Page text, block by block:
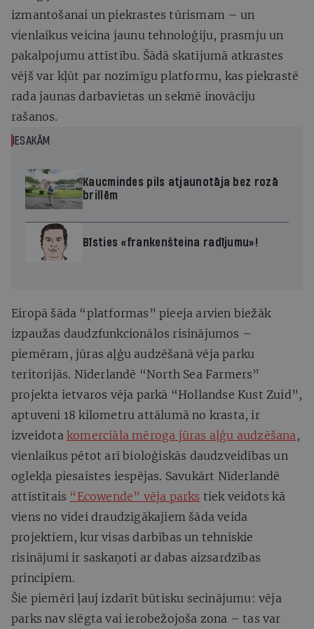
izmantošanai un piekrastes tūrismam – un
vienlaikus veicina jaunu tehnoloģiju, prasmju un
pakalpojumu attīstību. Šādā skatījumā atkrastes
vējš var kļūt par nozīmīgu platformu, kas piekrastē
rada jaunas darbavietas un sekmē inovāciju
rašanos.
IESAKĀM
Kaucmindes pils atjaunotāja bez rozā
brillēm
Bīsties «frankenšteina radījumu»!
Eiropā šāda “platformas” pieeja arvien biežāk
izpaužas daudzfunkcionālos risinājumos –
piemēram, jūras aļģu audzēšanā vēja parku
teritorijās. Nīderlandē “North Sea Farmers”
projekta ietvaros vēja parkā “Hollandse Kust Zuid”,
aptuveni 18 kilometru attālumā no krasta, ir
izveidota komerciāla mēroga jūras aļģu audzēšana ,
vienlaikus pētot arī bioloģiskās daudzveidības un
oglekļa piesaistes iespējas. Savukārt Nīderlandē
attīstītais “Ecowende” vēja parks tiek veidots kā
viens no videi draudzīgākajiem šāda veida
projektiem, kur visas darbības un tehniskie
risinājumi ir saskaņoti ar dabas aizsardzības
principiem.
Šie piemēri ļauj izdarīt būtisku secinājumu: vēja
parks nav slēgta vai ierobežojoša zona – tas var